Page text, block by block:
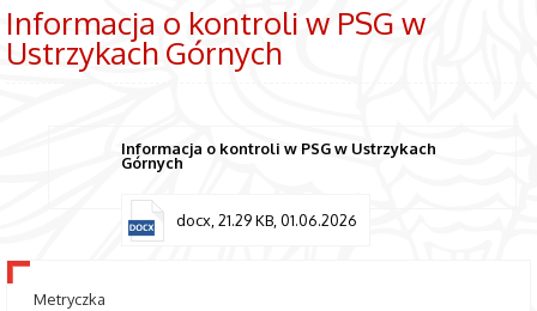
Informacja o kontroli w PSG w
Ustrzykach Górnych
Informacja o kontroli w PSG w Ustrzykach
Górnych
docx, 21.29 KB, 01.06.2026
Metryczka